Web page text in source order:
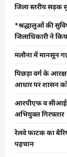
जिला स्तरीय सड़क
*श्रद्धालुओं की
जिलाधिकारी ने
मलौना में मानसून
पिछड़ा वर्ग के
आधार पर शासन
आरपीएफ व
अभियुक्त गिरफ्तार
रेलवे फाटक का
पहचान